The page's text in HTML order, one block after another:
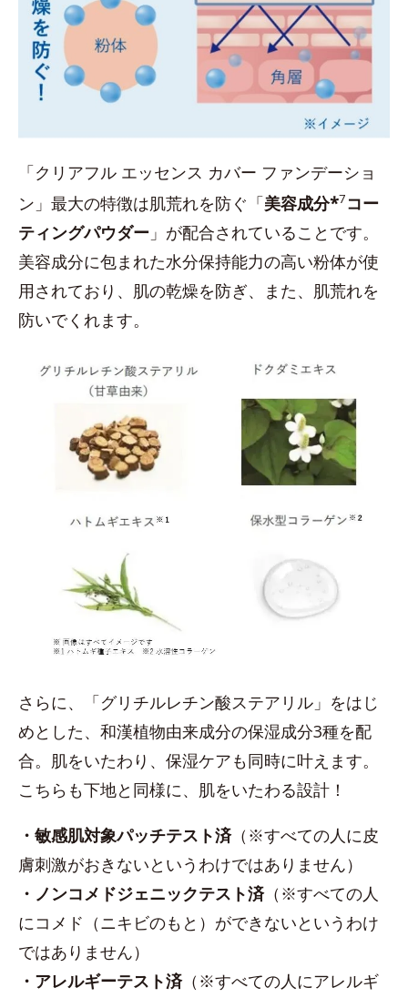
「クリアフル エッセンス カバー ファンデーショ
ン」最大の特徴は肌荒れを防ぐ「美容成分*7コー
ティングパウダー 」が配合されていることです。
美容成分に包まれた水分保持能力の高い粉体が使
用されており、肌の乾燥を防ぎ、また、肌荒れを
防いでくれます。
さらに、「グリチルレチン酸ステアリル」をはじ
めとした、和漢植物由来成分の保湿成分3種を配
合。肌をいたわり、保湿ケアも同時に叶えます。
こちらも下地と同様に、肌をいたわる設計！
・敏感肌対象パッチテスト済（※すべての人に皮
膚刺激がおきないというわけではありません）
・ノンコメドジェニックテスト済（※すべての人
にコメド（ニキビのもと）ができないというわけ
ではありません）
・アレルギーテスト済（※すべての人にアレルギ